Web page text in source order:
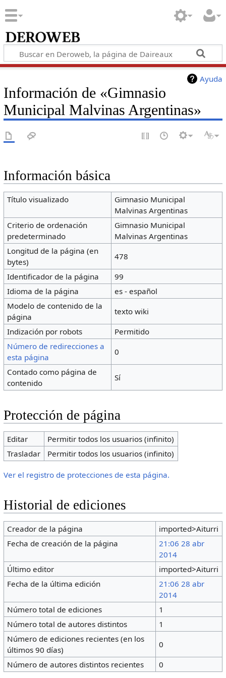
Ayuda
Información de «Gimnasio
Municipal Malvinas Argentinas»
Información básica
Título visualizado
Gimnasio Municipal
Malvinas Argentinas
Criterio de ordenación
predeterminado
Gimnasio Municipal
Malvinas Argentinas
Longitud de la página (en
bytes)
478
Identificador de la página
99
Idioma de la página
es - español
Modelo de contenido de la
página
texto wiki
Indización por robots
Permitido
Número de redirecciones a
esta página
0
Contado como página de
contenido
Sí
Protección de página
Editar
Permitir todos los usuarios (infinito)
Trasladar
Permitir todos los usuarios (infinito)
Ver el registro de protecciones de esta página.
Historial de ediciones
Creador de la página
imported>Aiturri
Fecha de creación de la página
21:06 28 abr
2014
Último editor
imported>Aiturri
Fecha de la última edición
21:06 28 abr
2014
Número total de ediciones
1
Número total de autores distintos
1
Número de ediciones recientes (en los
últimos 90 días)
0
Número de autores distintos recientes
0